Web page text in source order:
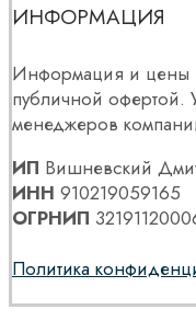
ИНФОРМАЦИЯ
Информация и цены
публичной офертой.
менеджеров
ИП Вишневский
ИНН 910219059165
ОГРНИП
Политика